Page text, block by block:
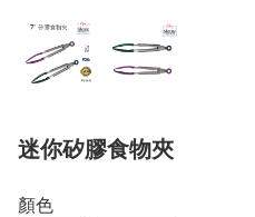
迷你矽膠食物夾
顏色